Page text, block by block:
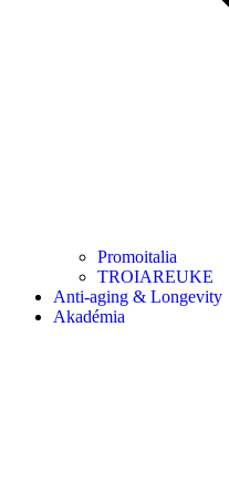
Promoitalia
TROIAREUKE
Anti-aging & Longevity
Akadémia